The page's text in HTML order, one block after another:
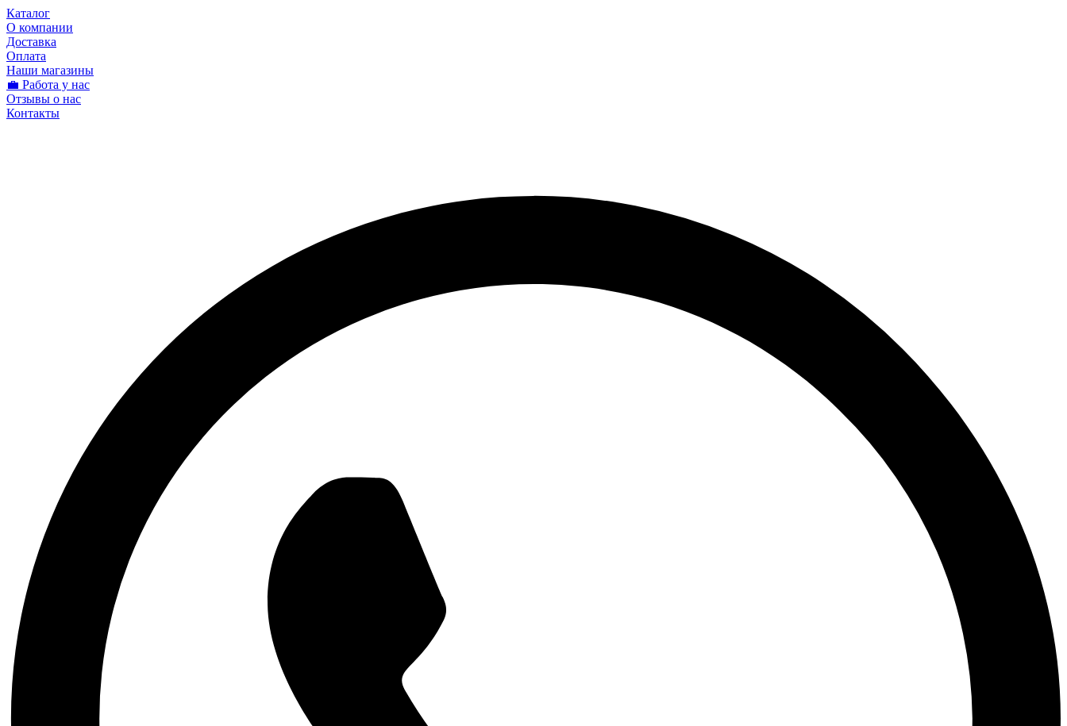
Каталог
О компании
Доставка
Оплата
Наши магазины
💼 Работа у нас
Отзывы о нас
Контакты